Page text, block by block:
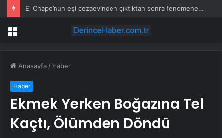
El Chapo’nun eşi cezaevinden çıktıktan sonra fenomene dönüştü
Menü
Anasayfa / Haber
Haber
Ekmek Yerken Boğazına Tel
Kaçtı, Ölümden Döndü